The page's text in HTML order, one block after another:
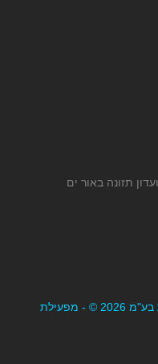
תזונה באור ים
כל הזכויות שמורות לאבולוציה עסקית בע"מ 2026 © - מפעילת